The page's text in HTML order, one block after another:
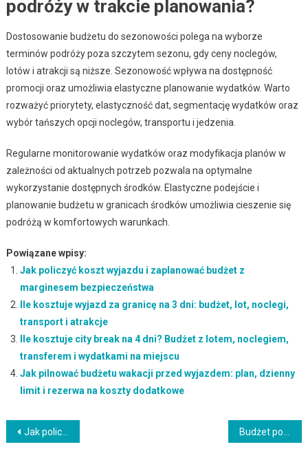
podróży w trakcie planowania?
Dostosowanie budżetu do sezonowości polega na wyborze
terminów podróży poza szczytem sezonu, gdy ceny noclegów,
lotów i atrakcji są niższe. Sezonowość wpływa na dostępność
promocji oraz umożliwia elastyczne planowanie wydatków. Warto
rozważyć priorytety, elastyczność dat, segmentację wydatków oraz
wybór tańszych opcji noclegów, transportu i jedzenia.
Regularne monitorowanie wydatków oraz modyfikacja planów w
zależności od aktualnych potrzeb pozwala na optymalne
wykorzystanie dostępnych środków. Elastyczne podejście i
planowanie budżetu w granicach środków umożliwia cieszenie się
podróżą w komfortowych warunkach.
Powiązane wpisy:
Jak policzyć koszt wyjazdu i zaplanować budżet z
marginesem bezpieczeństwa
Ile kosztuje wyjazd za granicę na 3 dni: budżet, lot, noclegi,
transport i atrakcje
Ile kosztuje city break na 4 dni? Budżet z lotem, noclegiem,
transferem i wydatkami na miejscu
Jak pilnować budżetu wakacji przed wyjazdem: plan, dzienny
limit i rezerwa na koszty dodatkowe
Nawigacja
Jak policzyć budżet podróży dla 1 osoby: kategorie kosztów i realistyczne oszacowanie